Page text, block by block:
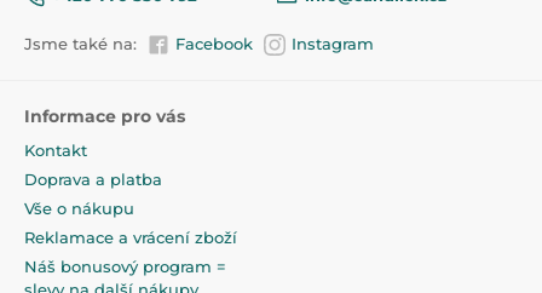
Jsme také na: Facebook Instagram
Informace pro vás
Kontakt
Doprava a platba
Vše o nákupu
Reklamace a vrácení zboží
Náš bonusový program =